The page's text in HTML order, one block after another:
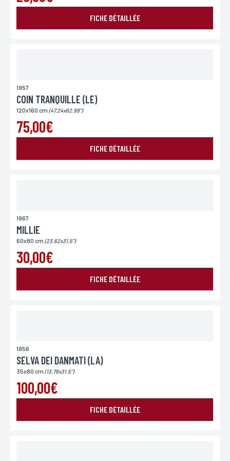
FICHE DÉTAILLÉE
1957
COIN TRANQUILLE (LE)
120x160 cm (47.24x62.99")
75,00€
FICHE DÉTAILLÉE
1967
MILLIE
60x80 cm (23.62x31.5")
30,00€
FICHE DÉTAILLÉE
1956
SELVA DEI DANMATI (LA)
35x80 cm (13.78x31.5")
100,00€
FICHE DÉTAILLÉE